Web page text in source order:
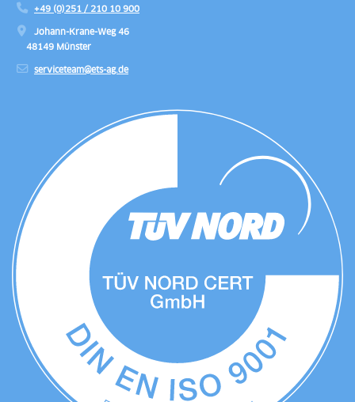
+49 (0)251 / 210 10 900
Johann-Krane-Weg 46
48149 Münster
serviceteam@ets-ag.de